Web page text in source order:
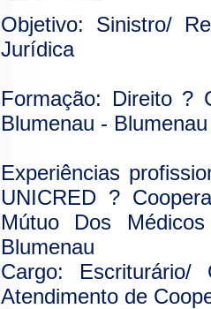
Objetivo: Sinistro/
Jurídica
Formação: Direito ?
Blumenau -
Experiências
UNICRED ?
Mútuo Dos
Blumenau
Cargo: Escriturário/
Atendimento de